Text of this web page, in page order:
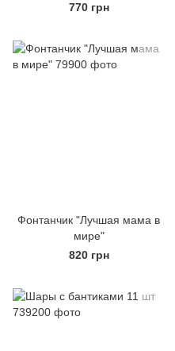
770 грн
Фонтанчик "Лучшая мама в
мире"
820 грн